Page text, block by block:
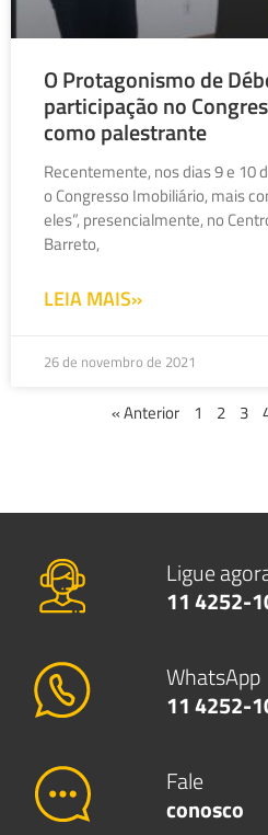
O Protagonismo de
participação no
como palestrante
Recentemente, nos dias 9 e 10
o Congresso Imobiliário, mais
eles”, presencialmente, no
Barreto,
LEIA MAIS»
26 de novembro de 2021
« Anterior 1 2 3
Ligue
11 4252-
WhatsApp
11 4252-
Fale
conosco